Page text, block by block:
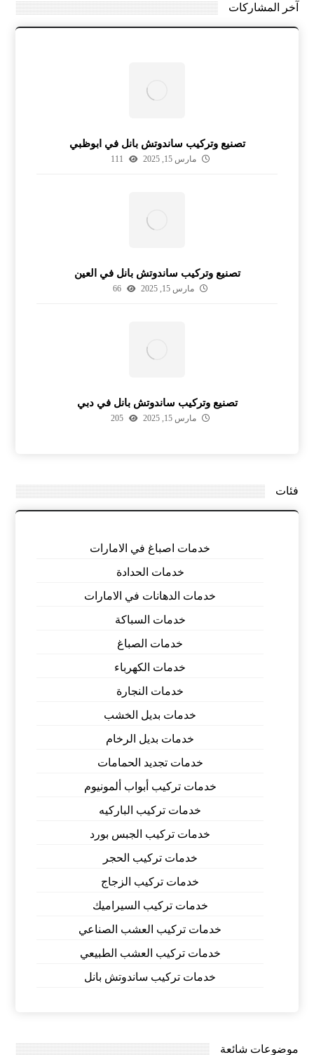
آخر المشاركات
تصنيع وتركيب ساندوتش بانل في ابوظبي
مارس 15, 2025 111
تصنيع وتركيب ساندوتش بانل في العين
مارس 15, 2025 66
تصنيع وتركيب ساندوتش بانل في دبي
مارس 15, 2025 205
فئات
خدمات اصباغ في الامارات
خدمات الحدادة
خدمات الدهانات في الامارات
خدمات السباكة
خدمات الصباغ
خدمات الكهرباء
خدمات النجارة
خدمات بديل الخشب
خدمات بديل الرخام
خدمات تجديد الحمامات
خدمات تركيب أبواب ألمونيوم
خدمات تركيب الباركيه
خدمات تركيب الجبس بورد
خدمات تركيب الحجر
خدمات تركيب الزجاج
خدمات تركيب السيراميك
خدمات تركيب العشب الصناعي
خدمات تركيب العشب الطبيعي
خدمات تركيب ساندوتش بانل
موضوعات شائعة